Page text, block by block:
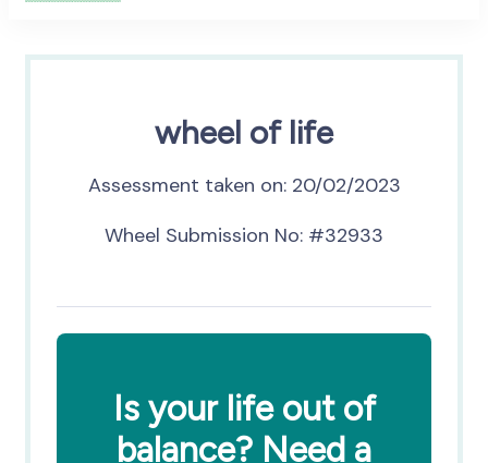
wheel of life
Assessment taken on: 20/02/2023
Wheel Submission No: #32933
Is your life out of
balance? Need a